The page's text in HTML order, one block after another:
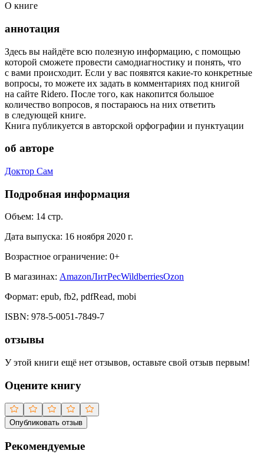
О книге
аннотация
Здесь вы найдёте всю полезную информацию, с помощью
которой сможете провести самодиагностику и понять, что
с вами происходит. Если у вас появятся какие-то конкретные
вопросы, то можете их задать в комментариях под книгой
на сайте Ridero. После того, как накопится большое
количество вопросов, я постараюсь на них ответить
в следующей книге.
Книга публикуется в авторской орфографии и пунктуации
об авторе
Доктор Сам
Подробная информация
Объем: 14 стр.
Дата выпуска: 16 ноября 2020 г.
Возрастное ограничение: 0+
В магазинах: AmazonЛитРесWildberriesOzon
Формат: epub, fb2, pdfRead, mobi
ISBN: 978-5-0051-7849-7
отзывы
У этой книги ещё нет отзывов, оставьте свой отзыв первым!
Оцените книгу
Опубликовать отзыв
Рекомендуемые